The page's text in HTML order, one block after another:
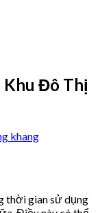
Khu Đô Thị
khang
thời gian sử dụng